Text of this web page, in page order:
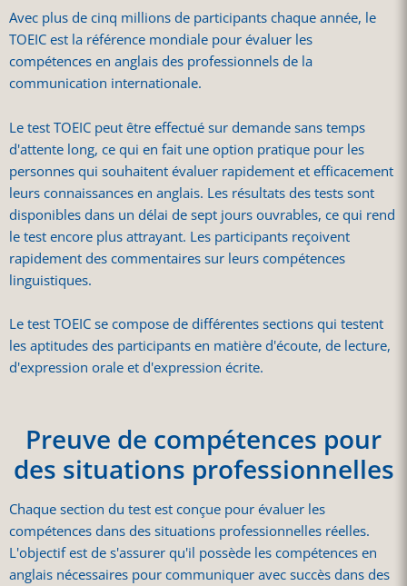
Avec plus de cinq millions de participants chaque année, le
TOEIC est la référence mondiale pour évaluer les
compétences en anglais des professionnels de la
communication internationale.
Le test TOEIC peut être effectué sur demande sans temps
d'attente long, ce qui en fait une option pratique pour les
personnes qui souhaitent évaluer rapidement et efficacement
leurs connaissances en anglais. Les résultats des tests sont
disponibles dans un délai de sept jours ouvrables, ce qui rend
le test encore plus attrayant. Les participants reçoivent
rapidement des commentaires sur leurs compétences
linguistiques.
Le test TOEIC se compose de différentes sections qui testent
les aptitudes des participants en matière d'écoute, de lecture,
d'expression orale et d'expression écrite.
Preuve de compétences pour
des situations professionnelles
Chaque section du test est conçue pour évaluer les
compétences dans des situations professionnelles réelles.
L'objectif est de s'assurer qu'il possède les compétences en
anglais nécessaires pour communiquer avec succès dans des